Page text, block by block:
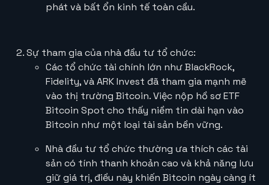
phát và bất ổn kinh tế toàn cầu.
Sự tham gia của nhà đầu tư tổ chức:
Các tổ chức tài chính lớn như BlackRock,
Fidelity, và ARK Invest đã tham gia mạnh mẽ
vào thị trường Bitcoin. Việc nộp hồ sơ ETF
Bitcoin Spot cho thấy niềm tin dài hạn vào
Bitcoin như một loại tài sản bền vững.
Nhà đầu tư tổ chức thường ưa thích các tài
sản có tính thanh khoản cao và khả năng lưu
giữ giá trị, điều này khiến Bitcoin ngày càng ít